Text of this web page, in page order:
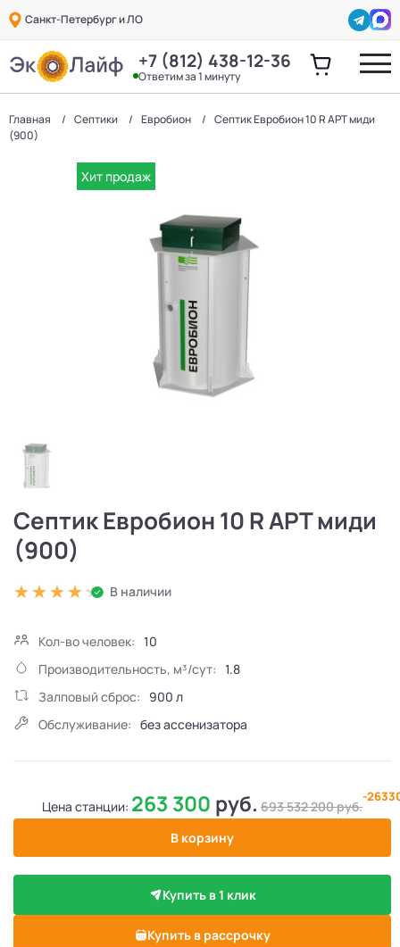
Санкт-Петербург и ЛО
+7 (812) 438-12-36
Ответим за 1 минуту
Главная Септики Евробион
Септик Евробион 10 R АРТ миди
(900)
Хит продаж
Септик Евробион 10 R АРТ миди
(900)
В наличии
Кол-во человек: 10
Производительность, м³/сут: 1.8
Залповый сброс:
900 л
Обслуживание: без ассенизатора
Цена станции: 263 300 руб. 693 532 200руб.
-
В корзину
Купить в 1 клик
Купить в рассрочку